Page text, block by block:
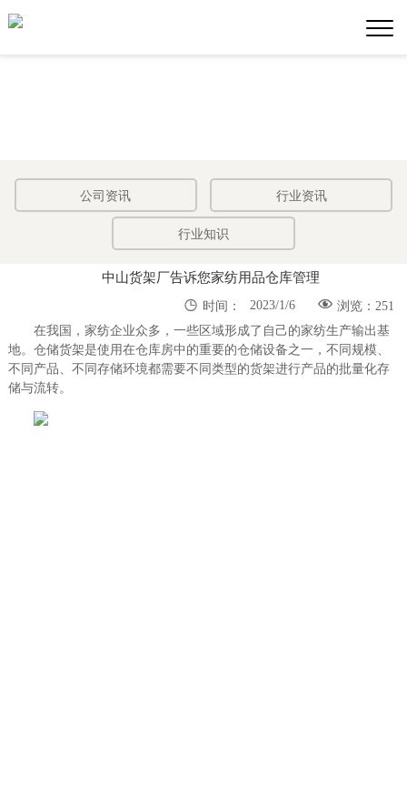
公司资讯 行业资讯
行业知识
中山货架厂告诉您家纺用品仓库管理
 浏览：251
 时间：
2023/1/6
在我国，家纺企业众多，一些区域形成了自己的家纺生产输出基
地。仓储货架是使用在仓库房中的重要的仓储设备之一，不同规模、
不同产品、不同存储环境都需要不同类型的货架进行产品的批量化存
储与流转。